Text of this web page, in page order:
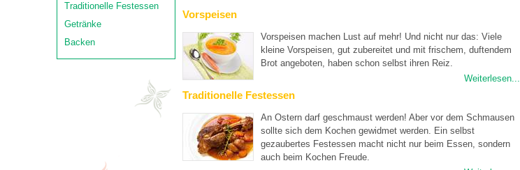
Traditionelle Festessen
Getränke
Backen
Vorspeisen
Vorspeisen machen Lust auf mehr! Und nicht nur das: Viele
kleine Vorspeisen, gut zubereitet und mit frischem, duftendem
Brot angeboten, haben schon selbst ihren Reiz.
Weiterlesen...
Traditionelle Festessen
An Ostern darf geschmaust werden! Aber vor dem Schmausen
sollte sich dem Kochen gewidmet werden. Ein selbst
gezaubertes Festessen macht nicht nur beim Essen, sondern
auch beim Kochen Freude.